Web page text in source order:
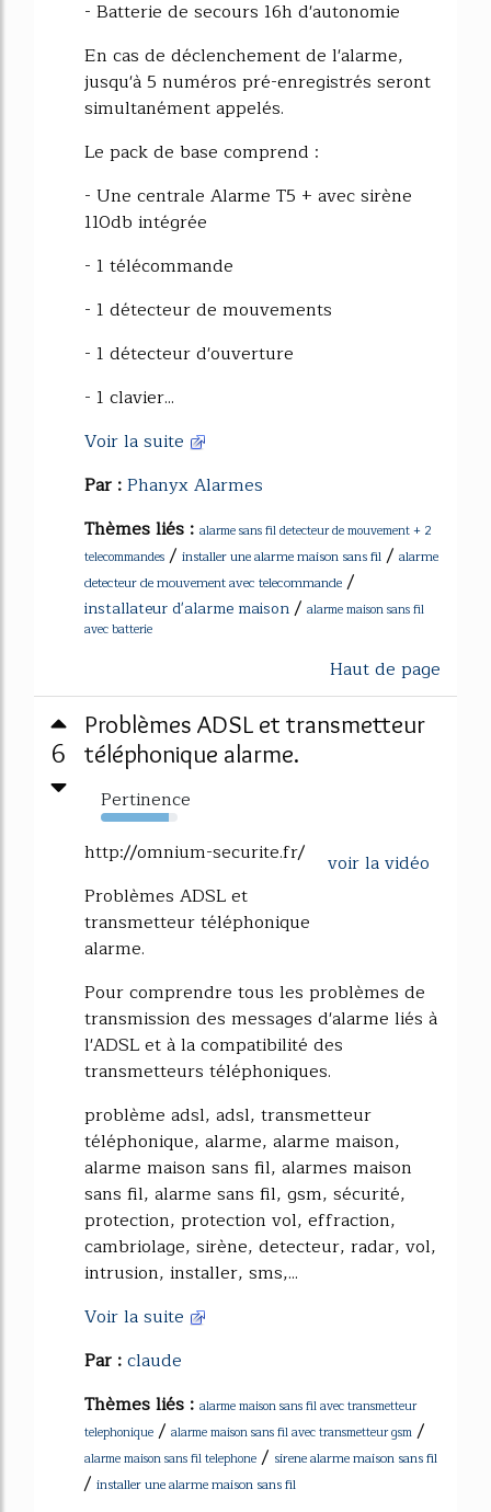
- Batterie de secours 16h d'autonomie
En cas de déclenchement de l'alarme,
jusqu'à 5 numéros pré-enregistrés seront
simultanément appelés.
Le pack de base comprend :
- Une centrale Alarme T5 + avec sirène
110db intégrée
- 1 télécommande
- 1 détecteur de mouvements
- 1 détecteur d'ouverture
- 1 clavier...
Voir la suite
Par :Phanyx Alarmes
Thèmes liés : alarme sans fil detecteur de mouvement + 2
telecommandes / installer une alarme maison sans fil / alarme
detecteur de mouvement avec telecommande /
installateur d'alarme maison/ alarme maison sans fil
avec batterie
Haut de page
6
Problèmes ADSL et transmetteur
téléphonique alarme.
Pertinence
88%
voir la vidéo
http://omnium-securite.fr/
Problèmes ADSL et
transmetteur téléphonique
alarme.
Pour comprendre tous les problèmes de
transmission des messages d'alarme liés à
l'ADSL et à la compatibilité des
transmetteurs téléphoniques.
problème adsl, adsl, transmetteur
téléphonique, alarme, alarme maison,
alarme maison sans fil, alarmes maison
sans fil, alarme sans fil, gsm, sécurité,
protection, protection vol, effraction,
cambriolage, sirène, detecteur, radar, vol,
intrusion, installer, sms,...
Voir la suite
Par :claude
Thèmes liés : alarme maison sans fil avec transmetteur
telephonique / alarme maison sans fil avec transmetteur gsm /
alarme maison sans fil telephone / sirene alarme maison sans fil
/ installer une alarme maison sans fil